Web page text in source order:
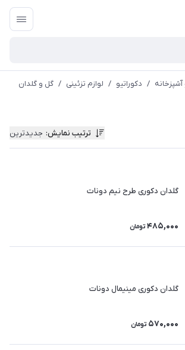
/ دکوراتیو / لوازم تزئینی / گل و گلدان
ترتیب نمایش: جدیدترین
گلدان دکوری طرح نیم دونات
485,000 تومان
گلدان دکوری مینیمال دونات
570,000 تومان